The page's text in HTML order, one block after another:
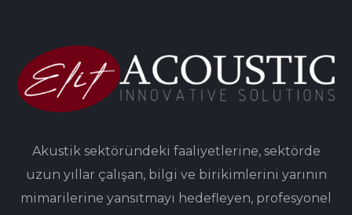
Akustik sektöründeki faaliyetlerine, sektörde
uzun yıllar çalışan, bilgi ve birikimlerini yarının
mimarilerine yansıtmayı hedefleyen, profesyonel